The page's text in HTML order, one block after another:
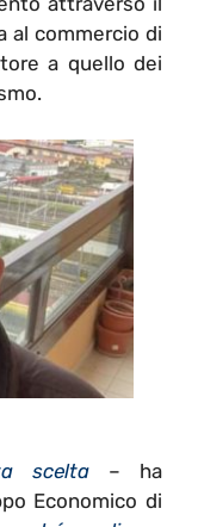
al commercio di
a quello dei
scelta – ha
Economico di